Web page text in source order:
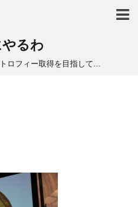
るわ
ロフィー取得を目指して...